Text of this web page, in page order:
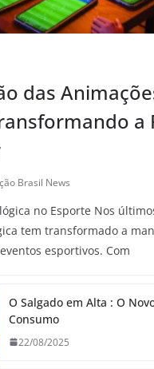
das
a
Brasil News
no Esporte Nos
tem transformado a
esportivos. Com
O Salgado em Alta : O
Consumo
22/08/2025